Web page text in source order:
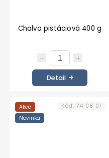
Chalva pistáciová 400 g
Detail
Akce
Novinka
Kód: 74 08 01